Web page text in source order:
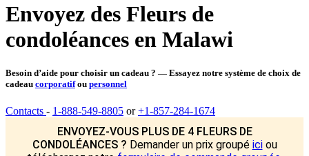
Envoyez des Fleurs de
condoléances en Malawi
Besoin d’aide pour choisir un cadeau ? — Essayez notre système de choix de
cadeau corporatifou personnel
Contacts - 1-888-549-8805 or+1-857-284-1674
ENVOYEZ-VOUS PLUS DE 4 FLEURS DE
CONDOLÉANCES ? Demander un prix groupé iciou